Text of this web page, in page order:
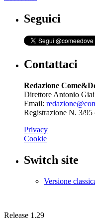
Seguici
Contattaci
Redazione
Direttore Antonio
Email:
Registrazione N. 3/95
Privacy
Cookie
Switch site
Versione
Release 1.29